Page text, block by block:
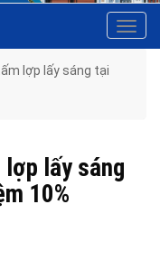
lợp lấy sáng tại
lấy sáng
10%